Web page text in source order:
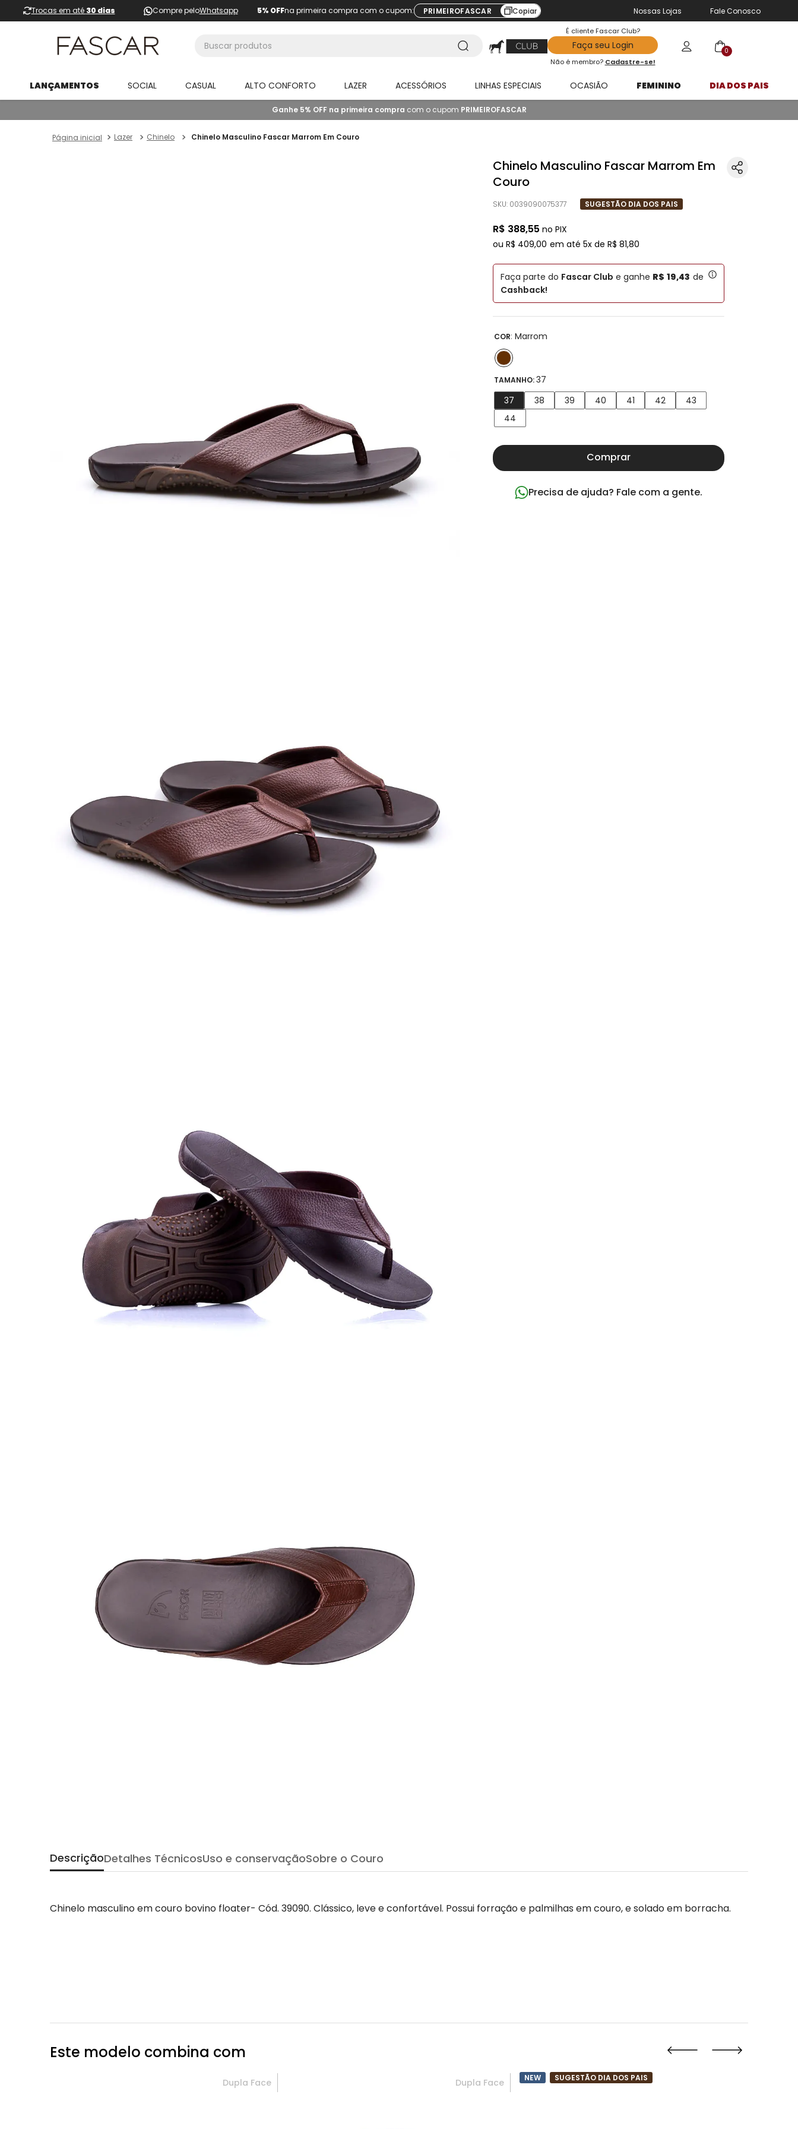
Trocas em até 30 dias Compre peloWhatsapp 5% OFFna primeira compra com o cupom: PRIMEIROFASCAR Copiar Nossas Lojas Fale Conosco
É cliente Fascar Club?
Faça seu Login
Não é membro? Cadastre-se!
0
LANÇAMENTOS SOCIAL CASUAL ALTO CONFORTO LAZER ACESSÓRIOS LINHAS ESPECIAIS OCASIÃO FEMININO DIA DOS PAIS
Ganhe 5% OFF na primeira compra com o cupom PRIMEIROFASCAR
Lazer Chinelo Chinelo Masculino Fascar Marrom Em Couro
Chinelo Masculino Fascar Marrom Em
Couro
SKU: 0039090075377 SUGESTÃO DIA DOS PAIS
R$ 388,55 no PIX
ou R$ 409,00 em até 5x de R$ 81,80
Faça parte do Fascar Club e ganhe R$ 19,43 de
Cashback!
COR: Marrom
TAMANHO:37
37
38 39 40 41 42
43
44
Comprar
Precisa de ajuda? Fale com a gente.
DescriçãoDetalhes TécnicosUso e conservaçãoSobre o Couro
Chinelo masculino em couro bovino floater- Cód. 39090. Clássico, leve e confortável. Possui forração e palmilhas em couro, e solado em borracha.
Este modelo combina com
Dupla Face Dupla Face NEW SUGESTÃO DIA DOS PAIS